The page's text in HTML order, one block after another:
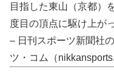
目指した東山（京都）
度目の頂点に駆け上が
– 日刊スポーツ新聞社
ツ・コム（